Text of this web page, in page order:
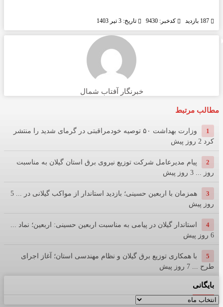
187 بازدید کدخبر: 9430 تاریخ: 3 تیر 1403
خبرنگار آفتاب شمال
مطالب مرتبط
وزارت بهداشت ۵۰ توصیه خودمراقبتی در گرمای شدید را منتشر
کرد2 روز پیش
پیام مدیرعامل شركت توزیع نیروی برق استان گیلان به مناسبت
روز ...3 روز پیش
همزمان با اربعین حسینی؛ بازدید استاندار از مواکب گیلانی در ...
روز پیش
استاندار گیلان در پیامی به مناسبت اربعین حسینی: اربعین؛ نماد ...
با همکاری توزیع برق گیلان و نظام مهندسی استان؛ آغاز اجرای
طرح ...7 روز پیش
بایگانی
بایگانی